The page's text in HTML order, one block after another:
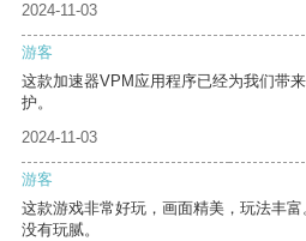
2024-11-03
游客
这款加速器VPM应用程序已经为我们带
护。
2024-11-03
游客
这款游戏非常好玩，画面精美，玩法丰
没有玩腻。